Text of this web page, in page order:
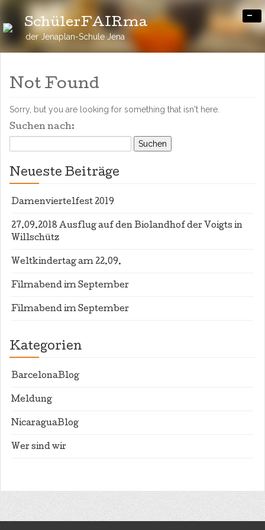
SchülerFAIRma
der Jenaplan-Schule Jena
-
Not Found
Sorry, but you are looking for something that isn't here.
Suchen nach:
Neueste Beiträge
Damenviertelfest 2019
27.09.2018 Ausflug auf den Biolandhof der Voigts in
Willschütz
Weltkindertag am 22.09.
Filmabend im September
Filmabend im September
Kategorien
BarcelonaBlog
Meldung
NicaraguaBlog
Wer sind wir